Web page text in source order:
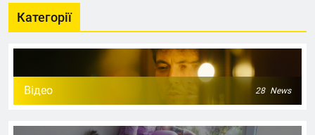
Категорії
Відео 28 News